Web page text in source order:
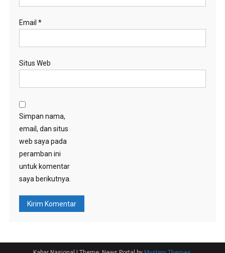
Email *
Situs Web
Simpan nama,
email, dan situs
web saya pada
peramban ini
untuk komentar
saya berikutnya.